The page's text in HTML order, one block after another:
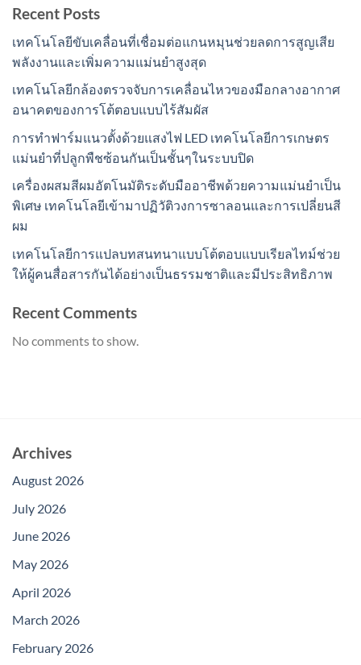
Recent Posts
เทคโนโลยีขับเคลื่อนที่เชื่อมต่อแกนหมุนช่วยลดการสูญเสีย
พลังงานและเพิ่มความแม่นยำสูงสุด
เทคโนโลยีกล้องตรวจจับการเคลื่อนไหวของมือกลางอากาศ
อนาคตของการโต้ตอบแบบไร้สัมผัส
การทำฟาร์มแนวตั้งด้วยแสงไฟ LED เทคโนโลยีการเกษตร
แม่นยำที่ปลูกพืชซ้อนกันเป็นชั้นๆในระบบปิด
เครื่องผสมสีผมอัตโนมัติระดับมืออาชีพด้วยความแม่นยำเป็น
พิเศษ เทคโนโลยีเข้ามาปฏิวัติวงการซาลอนและการเปลี่ยนสี
ผม
เทคโนโลยีการแปลบทสนทนาแบบโต้ตอบแบบเรียลไทม์ช่วย
ให้ผู้คนสื่อสารกันได้อย่างเป็นธรรมชาติและมีประสิทธิภาพ
Recent Comments
No comments to show.
Archives
August 2026
July 2026
June 2026
May 2026
April 2026
March 2026
February 2026